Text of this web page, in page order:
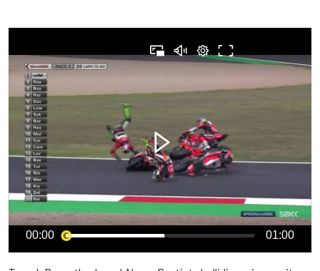
00:00 01:00